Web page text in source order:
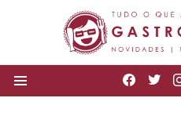
facebook